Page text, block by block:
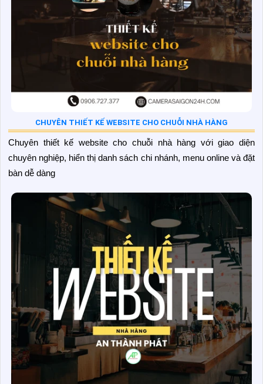
CHUYÊN THIẾT KẾ WEBSITE CHO CHUỖI NHÀ HÀNG
Chuyên thiết kế website cho chuỗi nhà hàng với giao diện
chuyên nghiệp, hiển thị danh sách chi nhánh, menu online và đặt
bàn dễ dàng